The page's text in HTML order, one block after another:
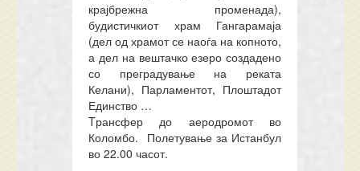
крајбрежна променада),
будистичкиот храм Гангарамаја
(дел од храмот се наоѓа на копното,
а дел на вештачко езеро создадено
со преградување на реката
Келани), Парламентот, Плоштадот
Единство …
Tрансфер до аеродромот во
Коломбо. Полетување за Истанбул
во 22.00 часот.